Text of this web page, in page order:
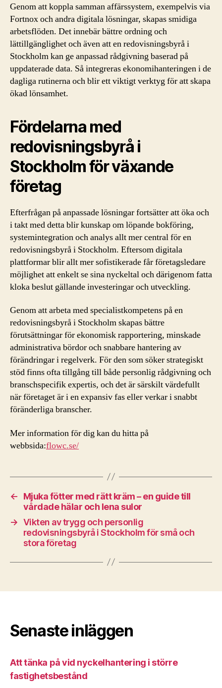
Genom att koppla samman affärssystem, exempelvis via
Fortnox och andra digitala lösningar, skapas smidiga
arbetsflöden. Det innebär bättre ordning och
lättillgänglighet och även att en redovisningsbyrå i
Stockholm kan ge anpassad rådgivning baserad på
uppdaterade data. Så integreras ekonomihanteringen i de
dagliga rutinerna och blir ett viktigt verktyg för att skapa
ökad lönsamhet.
Fördelarna med
redovisningsbyrå i
Stockholm för växande
företag
Efterfrågan på anpassade lösningar fortsätter att öka och
i takt med detta blir kunskap om löpande bokföring,
systemintegration och analys allt mer central för en
redovisningsbyrå i Stockholm. Eftersom digitala
plattformar blir allt mer sofistikerade får företagsledare
möjlighet att enkelt se sina nyckeltal och därigenom fatta
kloka beslut gällande investeringar och utveckling.
Genom att arbeta med specialistkompetens på en
redovisningsbyrå i Stockholm skapas bättre
förutsättningar för ekonomisk rapportering, minskade
administrativa bördor och snabbare hantering av
förändringar i regelverk. För den som söker strategiskt
stöd finns ofta tillgång till både personlig rådgivning och
branschspecifik expertis, och det är särskilt värdefullt
när företaget är i en expansiv fas eller verkar i snabbt
föränderliga branscher.
Mer information för dig kan du hitta på
webbsida:flowc.se/
←
Mjuka fötter med rätt kräm – en guide till
vårdade hälar och lena sulor
→ Vikten av trygg och personlig
redovisningsbyrå i Stockholm för små och
stora företag
Senaste inläggen
Att tänka på vid nyckelhantering i större
fastighetsbestånd